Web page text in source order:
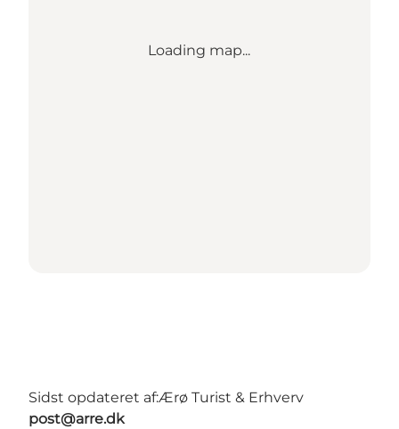
Loading map...
Sidst opdateret af:Ærø Turist & Erhverv
post@arre.dk